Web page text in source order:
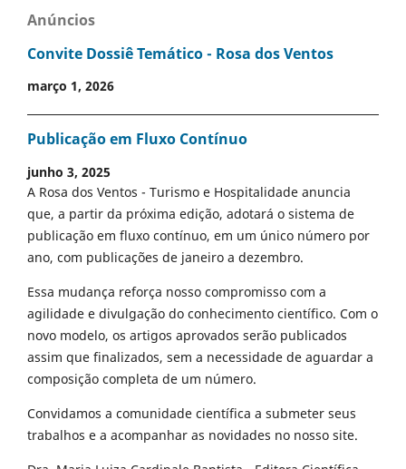
Anúncios
Convite Dossiê Temático - Rosa dos Ventos
março 1, 2026
Publicação em Fluxo Contínuo
junho 3, 2025
A Rosa dos Ventos - Turismo e Hospitalidade anuncia
que, a partir da próxima edição, adotará o sistema de
publicação em fluxo contínuo, em um único número por
ano, com publicações de janeiro a dezembro.
Essa mudança reforça nosso compromisso com a
agilidade e divulgação do conhecimento científico. Com o
novo modelo, os artigos aprovados serão publicados
assim que finalizados, sem a necessidade de aguardar a
composição completa de um número.
Convidamos a comunidade científica a submeter seus
trabalhos e a acompanhar as novidades no nosso site.